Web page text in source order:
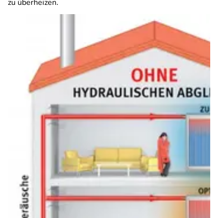
zu überheizen.